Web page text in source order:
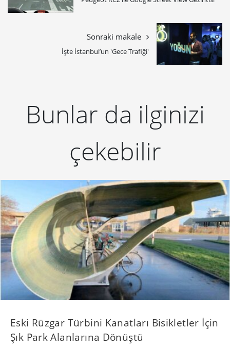
Sonraki makale
İşte İstanbul’un 'Gece Trafiği'
Bunlar da ilginizi
çekebilir
Eski Rüzgar Türbini Kanatları Bisikletler İçin
Şık Park Alanlarına Dönüştü